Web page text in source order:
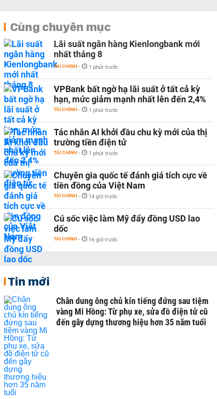
Cùng chuyên mục
Lãi suất ngân hàng Kienlongbank mới
nhất tháng 8
TÀI CHÍNH - 1 phút trước
VPBank bất ngờ hạ lãi suất ở tất cả kỳ
hạn, mức giảm mạnh nhất lên đến 2,4%
TÀI CHÍNH - 1 phút trước
Tác nhân AI khởi đầu chu kỳ mới của thị
trường tiền điện tử
TÀI CHÍNH - 1 phút trước
Chuyên gia quốc tế đánh giá tích cực về
tiền đồng của Việt Nam
TÀI CHÍNH - 14 giờ trước
Cú sốc việc làm Mỹ đẩy đồng USD lao
dốc
TÀI CHÍNH - 16 giờ trước
Tin mới
Chân dung ông chủ kín tiếng đứng sau tiệm
vàng Mi Hồng: Từ phụ xe, sửa đồ điện tử cũ
đến gây dựng thương hiệu hơn 35 năm tuổi